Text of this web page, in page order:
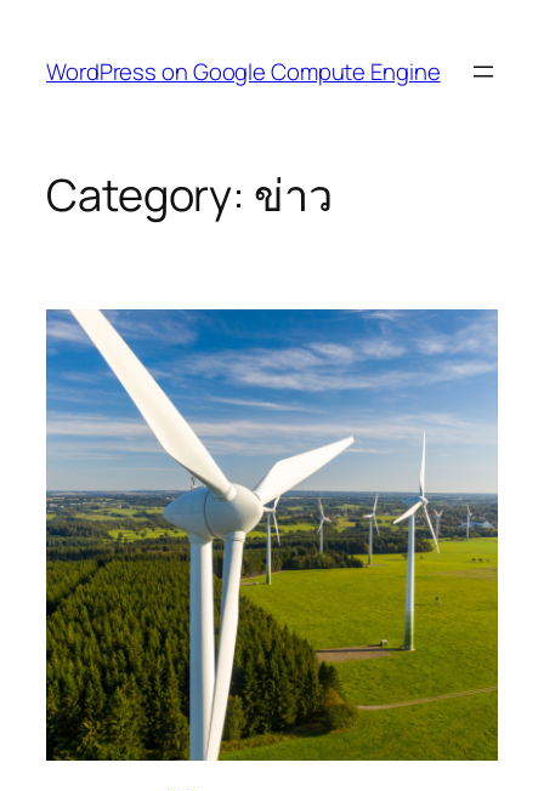
content
WordPress on Google Compute Engine
Category: ข่าว